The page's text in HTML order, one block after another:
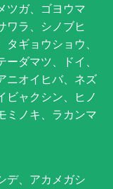
ツガ、ゴヨウマ
ワラ、シノブヒ
ギョウショウ、
ダマツ、ドイ、
ニオイヒバ、ネズ
ビャクシン、ヒノ
ミノキ、ラカンマ
デ、アカメガシ